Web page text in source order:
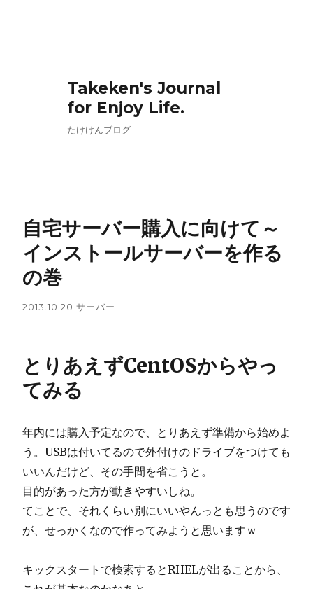
Takeken's Journal
for Enjoy Life.
たけけんブログ
自宅サーバー購入に向けて～
インストールサーバーを作る
の巻
2013.10.20 サーバー
とりあえずCentOSからやっ
てみる
年内には購入予定なので、とりあえず準備から始めよ
う。USBは付いてるので外付けのドライブをつけても
いいんだけど、その手間を省こうと。
目的があった方が動きやすいしね。
てことで、それくらい別にいいやんっとも思うのです
が、せっかくなので作ってみようと思いますｗ
キックスタートで検索するとRHELが出ることから、